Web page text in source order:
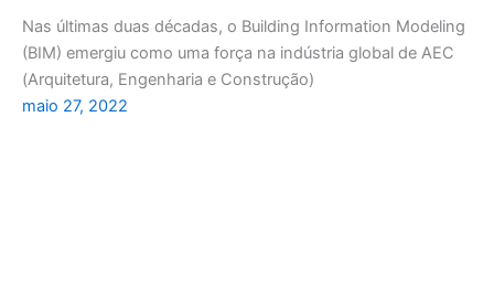
Nas últimas duas décadas, o Building Information Modeling
(BIM) emergiu como uma força na indústria global de AEC
(Arquitetura, Engenharia e Construção)
maio 27, 2022